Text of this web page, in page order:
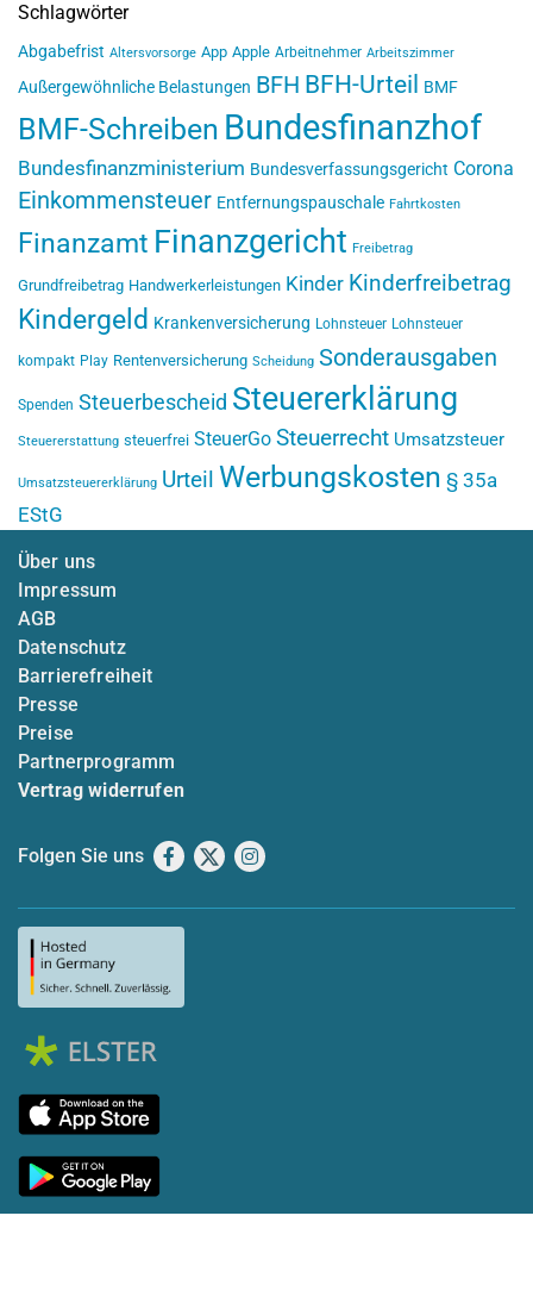
Schlagwörter
Abgabefrist Altersvorsorge App Apple Arbeitnehmer Arbeitszimmer
Außergewöhnliche Belastungen BFH BFH-Urteil BMF
BMF-Schreiben Bundesfinanzhof
Bundesfinanzministerium Bundesverfassungsgericht Corona
Einkommensteuer Entfernungspauschale Fahrtkosten
Finanzamt Finanzgericht Freibetrag
Grundfreibetrag Handwerkerleistungen Kinder Kinderfreibetrag
Kindergeld Krankenversicherung Lohnsteuer Lohnsteuer
kompakt Play Rentenversicherung Scheidung Sonderausgaben
Spenden Steuerbescheid Steuererklärung
Steuererstattung steuerfrei SteuerGo Steuerrecht Umsatzsteuer
Umsatzsteuererklärung Urteil Werbungskosten § 35a
EStG
Über uns
Impressum
AGB
Datenschutz
Barrierefreiheit
Presse
Preise
Partnerprogramm
Vertrag widerrufen
Folgen Sie uns Facebook
X Instagram